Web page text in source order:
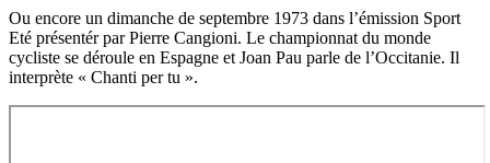
Ou encore un dimanche de septembre 1973 dans l’émission Sport
Eté présentér par Pierre Cangioni. Le championnat du monde
cycliste se déroule en Espagne et Joan Pau parle de l’Occitanie. Il
interprète « Chanti per tu ».